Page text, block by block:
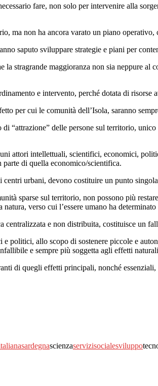
fare, non solo per intervenire alla
ma non ha ancora varato un piano
saputo sviluppare strategie e piani per
la stragrande maggioranza non sia neppure
e intervento, perché dotata di
per cui le comunità dell’Isola, saranno
“attrazione” delle persone sul territorio,
attori intellettuali, scientifici, economici,
di quella economico/scientifica.
urbani, devono costituire un punto
sparse sul territorio, non possono più
verso cui l’essere umano ha
centralizzata e non distribuita, costituisce un
politici, allo scopo di sostenere piccole e
e sempre più soggetta agli effetti
di quegli effetti principali, nonché
sardegnascienzaservizisocialesviluppo